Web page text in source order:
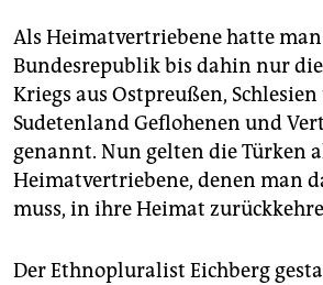
Als Heimat­vertriebene hatte
Bundesrepublik bis dahin nur die
Kriegs aus Ostpreußen,
Sudetenland Geflohenen und
genannt. Nun gelten die Türken
Heimatvertriebene, denen man
muss, in ihre Heimat
Der Ethnopluralist Eichberg